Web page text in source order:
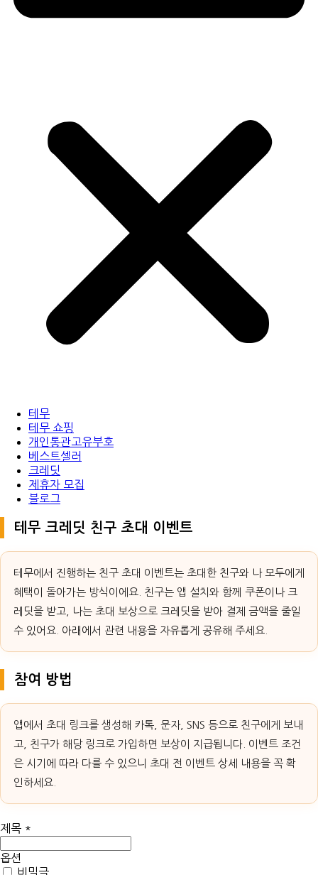
테무
테무 쇼핑
개인통관고유부호
베스트셀러
크레딧
제휴자 모집
블로그
테무 크레딧 친구 초대 이벤트
테무에서 진행하는 친구 초대 이벤트는 초대한 친구와 나 모두에게
혜택이 돌아가는 방식이에요. 친구는 앱 설치와 함께 쿠폰이나 크
레딧을 받고, 나는 초대 보상으로 크레딧을 받아 결제 금액을 줄일
수 있어요. 아래에서 관련 내용을 자유롭게 공유해 주세요.
참여 방법
앱에서 초대 링크를 생성해 카톡, 문자, SNS 등으로 친구에게 보내
고, 친구가 해당 링크로 가입하면 보상이 지급됩니다. 이벤트 조건
은 시기에 따라 다를 수 있으니 초대 전 이벤트 상세 내용을 꼭 확
인하세요.
제목 *
옵션
비밀글